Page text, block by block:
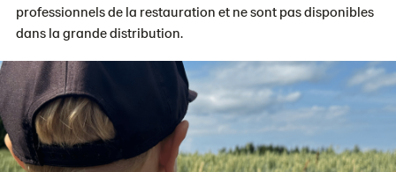
professionnels de la restauration et ne sont pas disponibles
dans la grande distribution.